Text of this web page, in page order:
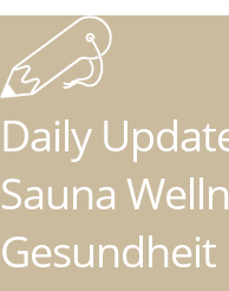
Daily
Sauna